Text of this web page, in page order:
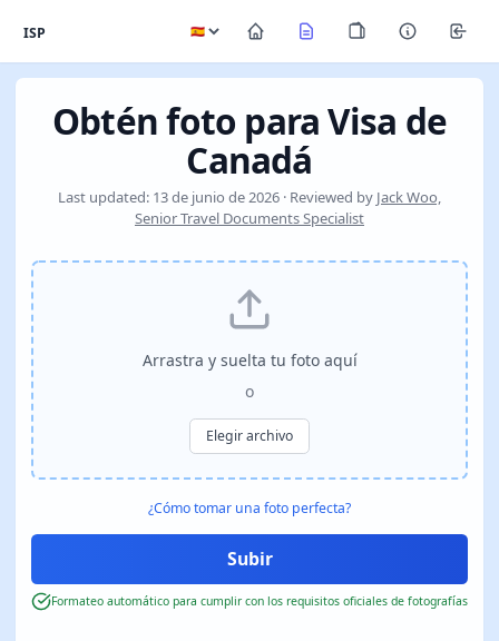
ISP
Obtén foto para Visa de
Canadá
Last updated: 13 de junio de 2026 · Reviewed by Jack Woo,
Senior Travel Documents Specialist
Arrastra y suelta tu foto aquí
o
Elegir archivo
¿Cómo tomar una foto perfecta?
Formateo automático para cumplir con los requisitos oficiales de fotografías